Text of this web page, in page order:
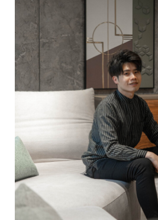
家，是空間的昇華，而我的工作
了解更多...